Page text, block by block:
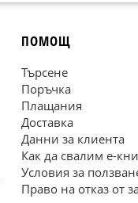
ПОМОЩ
Търсене
Поръчка
Плащания
Доставка
Данни за клиента
Как да свалим е-
Условия за
Право на отказ от